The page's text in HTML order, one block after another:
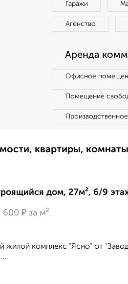
Гаражи
Агенство
Аренда
Офисное
Помещение
квартиры,
дом, 27м², 6/9
600 ₽ за м²
жилой комплекс "Ясно" от